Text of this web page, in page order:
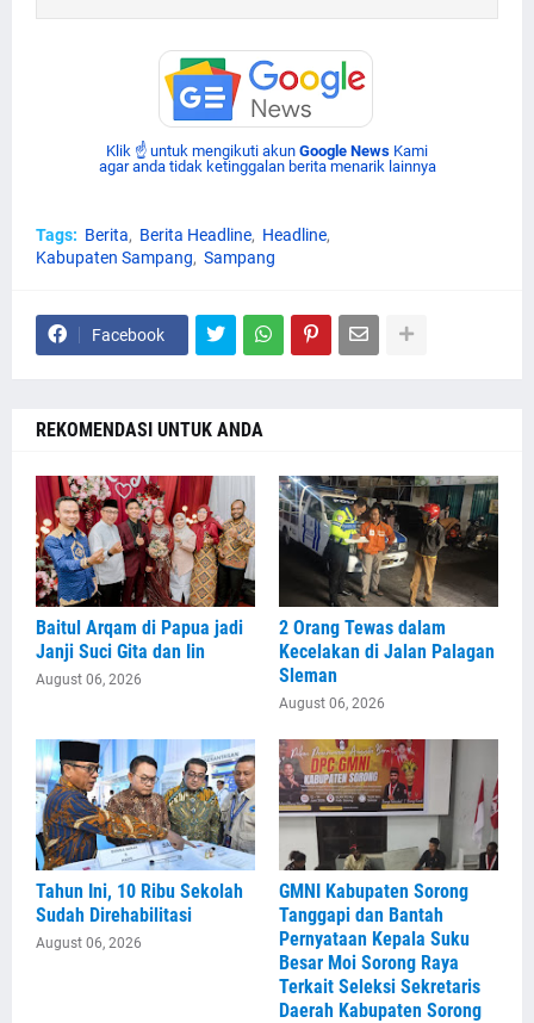
Klik ☝ untuk mengikuti akun Google News Kami
agar anda tidak ketinggalan berita menarik lainnya
Tags: Berita Berita Headline
Headline
Kabupaten Sampang
Sampang
Facebook
REKOMENDASI UNTUK ANDA
Baitul Arqam di Papua jadi
Janji Suci Gita dan Iin
August 06, 2026
2 Orang Tewas dalam
Kecelakan di Jalan Palagan
Sleman
August 06, 2026
Tahun Ini, 10 Ribu Sekolah
Sudah Direhabilitasi
August 06, 2026
GMNI Kabupaten Sorong
Tanggapi dan Bantah
Pernyataan Kepala Suku
Besar Moi Sorong Raya
Terkait Seleksi Sekretaris
Daerah Kabupaten Sorong